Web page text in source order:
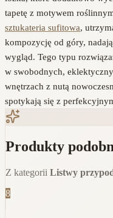
tapetę z motywem
sztukateria sufitowa,
kompozycję od góry,
wygląd. Tego typu
w swobodnych,
wnętrzach z nutą
spotykają się z
Produkty
Z kategorii Listwy
8